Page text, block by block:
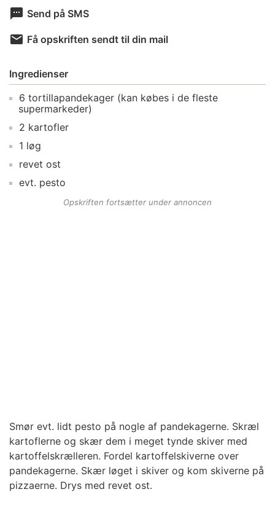
Send på SMS
Få opskriften sendt til din mail
Ingredienser
6 tortillapandekager (kan købes i de fleste
supermarkeder)
2 kartofler
1 løg
revet ost
evt. pesto
Opskriften fortsætter under annoncen
Smør evt. lidt pesto på nogle af pandekagerne. Skræl
kartoflerne og skær dem i meget tynde skiver med
kartoffelskrælleren. Fordel kartoffelskiverne over
pandekagerne. Skær løget i skiver og kom skiverne på
pizzaerne. Drys med revet ost.